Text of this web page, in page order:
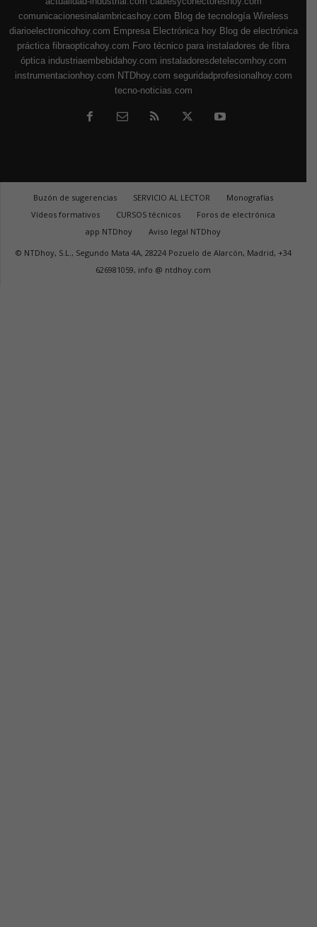
comunicacionesinalambricashoy.com Blog de tecnología Wireless
diarioelectronicohoy.com Empresa Electrónica hoy Blog de electrónica
práctica fibraopticahoy.com Foro técnico para instaladores de fibra
óptica industriaembebidahoy.com instaladoresdetelecomhoy.com
instrumentacionhoy.com NTDhoy.com seguridadprofesionalhoy.com
tecno-noticias.com
Buzón de sugerencias SERVICIO AL LECTOR
Monografías
Vídeos formativos
CURSOS técnicos
Foros de electrónica
app NTDhoy
Aviso legal NTDhoy
© NTDhoy, S.L., Segundo Mata 4A, 28224 Pozuelo de Alarcón, Madrid, +34
626981059, info @ ntdhoy.com